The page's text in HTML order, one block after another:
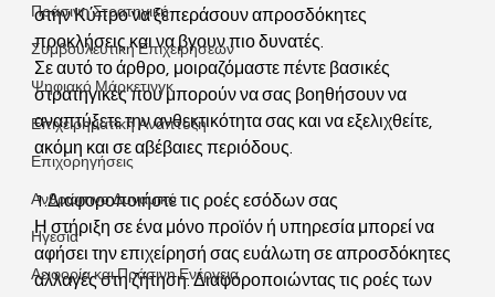
Πράσινη Στρατηγική
Συμβουλευτική Επιχειρήσεων
Ψηφιακό Μάρκετινγκ
Επιχειρηματική Ανάπτυξη
Επιχορηγήσεις
Ανθρώπινο Δυναμικό
Ηγεσία
Αειφορία και Πράσινη Ενέργεια
στην Κύπρο να ξεπεράσουν απροσδόκητες
προκλήσεις και να βγουν πιο δυνατές.
Σε αυτό το άρθρο, μοιραζόμαστε πέντε βασικές
στρατηγικές που μπορούν να σας βοηθήσουν να
αναπτύξετε την ανθεκτικότητα σας και να εξελιχθείτε,
ακόμη και σε αβέβαιες περιόδους.
1.Διαφοροποιήστε τις ροές εσόδων σας
Η στήριξη σε ένα μόνο προϊόν ή υπηρεσία μπορεί να
αφήσει την επιχείρησή σας ευάλωτη σε απροσδόκητες
αλλαγές στη ζήτηση. Διαφοροποιώντας τις ροές των